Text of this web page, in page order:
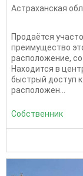
Астраханская
Продаётся
преимущество
расположение,
Находится в
быстрый доступ
расположен...
Собственник